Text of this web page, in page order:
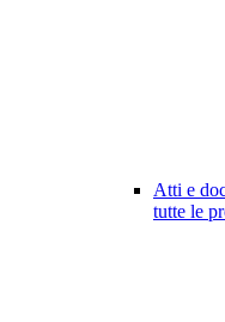
Atti e
tutte le